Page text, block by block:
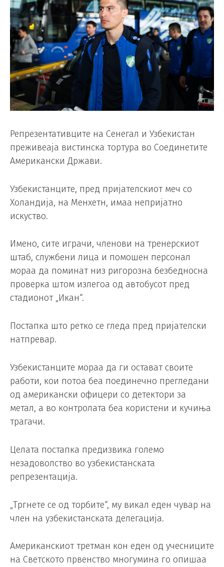
Репрезентативците на Сенегал и Узбекистан
преживеаја вистинска тортура во Соединетите
Американски Држави.
Узбекистанците, пред пријателскиот меч со
Холандија, на Менхетн, имаа непријатно
искуство.
Имено, сите играчи, членови на тренерскиот
штаб, службени лица и помошен персонал
мораа да поминат низ ригорозна безбедносна
проверка штом излегоа од автобусот пред
стадионот „Икан“.
Постапка што ретко се гледа пред пријателски
натпревар.
Узбекистанците мораа да ги остават своите
работи, кои потоа беа поединечно прегледани
од американски офицери со детектори за
метал, а во контролата беа користени и кучиња
трагачи.
Целата постапка предизвика големо
незадоволство во узбекистанската
репрезентација.
„Тргнете се од торбите“, му викал еден чувар на
член на узбекистанската делегација.
Американскиот третман кон еден од учесниците
на Светското првенство многумина го опишаа